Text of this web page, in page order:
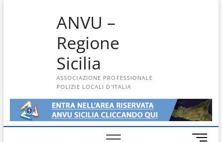
ANVU –
Regione
Sicilia
ASSOCIAZIONE PROFESSIONALE
POLIZIE LOCALI D'ITALIA
M